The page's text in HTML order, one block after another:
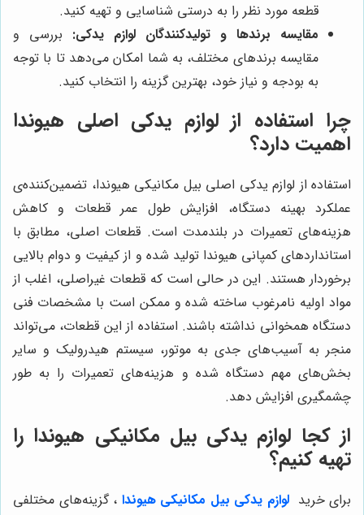
قطعه مورد نظر را به درستی شناسایی و تهیه کنید.
مقایسه برندها و تولیدکنندگان لوازم یدکی: بررسی و
مقایسه برندهای مختلف، به شما امکان می‌دهد تا با توجه
به بودجه و نیاز خود، بهترین گزینه را انتخاب کنید.
چرا استفاده از لوازم یدکی اصلی هیوندا
اهمیت دارد؟
استفاده از لوازم یدکی اصلی بیل مکانیکی هیوندا، تضمین‌کننده‌ی
عملکرد بهینه دستگاه، افزایش طول عمر قطعات و کاهش
هزینه‌های تعمیرات در بلندمدت است. قطعات اصلی، مطابق با
استانداردهای کمپانی هیوندا تولید شده و از کیفیت و دوام بالایی
برخوردار هستند. این در حالی است که قطعات غیراصلی، اغلب از
مواد اولیه نامرغوب ساخته شده و ممکن است با مشخصات فنی
دستگاه همخوانی نداشته باشند. استفاده از این قطعات، می‌تواند
منجر به آسیب‌های جدی به موتور، سیستم هیدرولیک و سایر
بخش‌های مهم دستگاه شده و هزینه‌های تعمیرات را به طور
چشمگیری افزایش دهد.
از کجا لوازم یدکی بیل مکانیکی هیوندا را
تهیه کنیم؟
برای خرید لوازم یدکی بیل مکانیکی هیوندا ، گزینه‌های مختلفی